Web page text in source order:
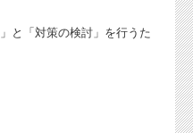
と「対策の検討」を行うた